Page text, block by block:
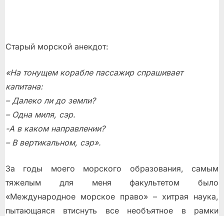
Старый морской анекдот:
«На тонущем корабле пассажир спрашивает
капитана:
– Далеко ли до земли?
– Одна миля, сэр.
-А в каком направлении?
– В вертикальном, сэр».
За годы моего морского образования, самым
тяжелым для меня факультетом было
«Международное морское право» – хитрая наука,
пытающаяся втиснуть все необъятное в рамки